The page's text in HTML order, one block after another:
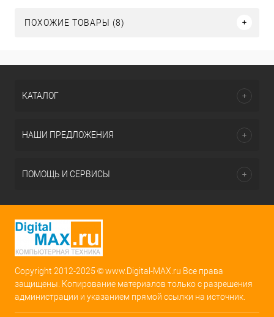
ПОХОЖИЕ ТОВАРЫ (8)
КАТАЛОГ
НАШИ ПРЕДЛОЖЕНИЯ
ПОМОЩЬ И СЕРВИСЫ
Copyright 2012-2025 © www.Digital-MAX.ru Все права
защищены. Копирование материалов только с разрешения
администрации и указанием прямой ссылки на источник.